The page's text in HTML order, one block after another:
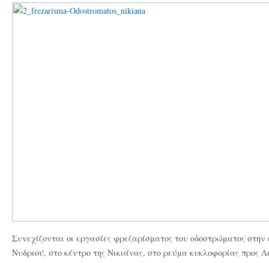
Συνεχίζονται οι εργασίες φρεζαρίσματος του οδοστρώματος
Νυδριού, στο κέντρο της Νικιάνας, στο ρεύμα κυκλοφορίας προς